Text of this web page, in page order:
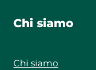
Chi siamo
Chi siamo